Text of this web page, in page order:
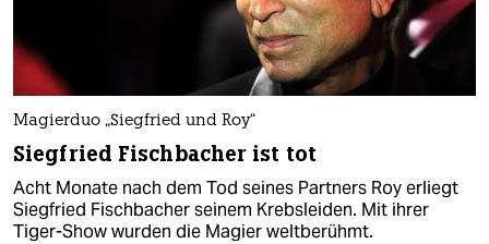
Magierduo „Siegfried und Roy“
Siegfried Fischbacher ist tot
Acht Monate nach dem Tod seines Partners Roy erliegt
Siegfried Fischbacher seinem Krebsleiden. Mit ihrer
Tiger-Show wurden die Magier weltberühmt.